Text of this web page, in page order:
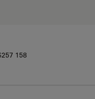
158